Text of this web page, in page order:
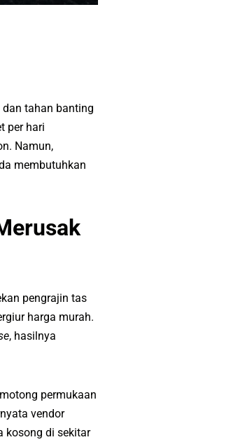
tahan banting
per hari
Namun,
membutuhkan
pengrajin tas
harga murah.
, hasilnya
permukaan
vendor
kosong di sekitar